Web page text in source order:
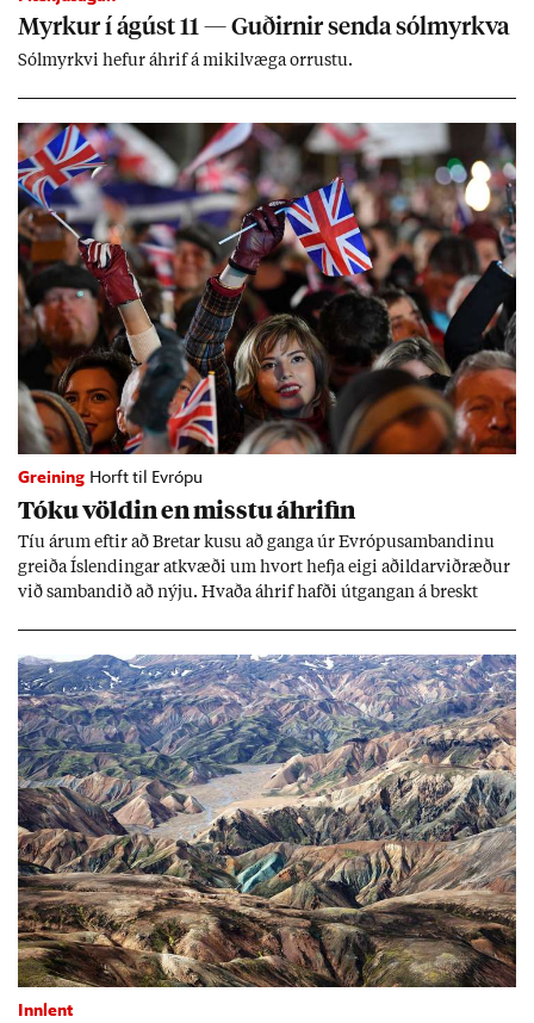
Myrk­ur í ág­úst 11 — Guð­irn­ir senda sól­myrkva
Sól­myrkvi hef­ur áhrif á mik­il­væga orr­ustu.
Greining Horft til Evrópu
Tóku völd­in en misstu áhrif­in
Tíu ár­um eft­ir að Bret­ar kusu að ganga úr Evr­ópu­sam­band­inu
greiða Ís­lend­ing­ar at­kvæði um hvort hefja eigi að­ild­ar­við­ræð­ur
við sam­band­ið að nýju. Hvaða áhrif hafði út­gang­an á breskt
Innlent